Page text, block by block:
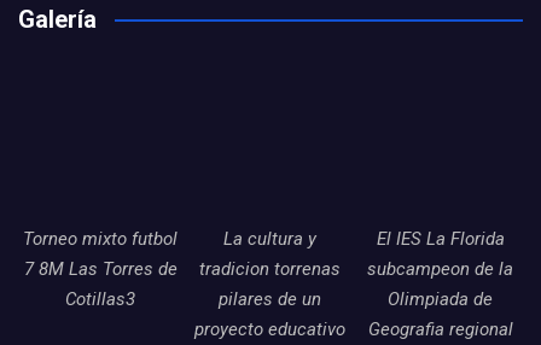
Galería
Torneo mixto futbol
7 8M Las Torres de
Cotillas3
La cultura y
tradicion torrenas
pilares de un
proyecto educativo
El IES La Florida
subcampeon de la
Olimpiada de
Geografia regional